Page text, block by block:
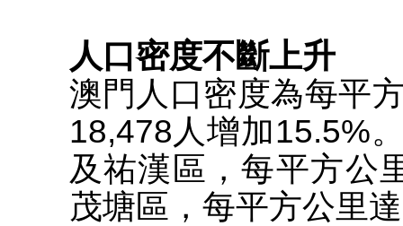
人口密度不斷上升
澳門人口密度為每平
18,478人增加15.5%
及祐漢區，每平方公
茂塘區，每平方公里